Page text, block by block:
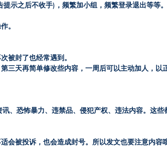
示之后不收手)，频繁加小组，频繁登录退出等等
。
被封了也经常遇到。
三天再简单修改些内容，一周后可以主动加人，
、恐怖暴力、违禁品、侵犯产权、违法内容。这些
被投诉，也会造成封号。所以发文也要注意内容